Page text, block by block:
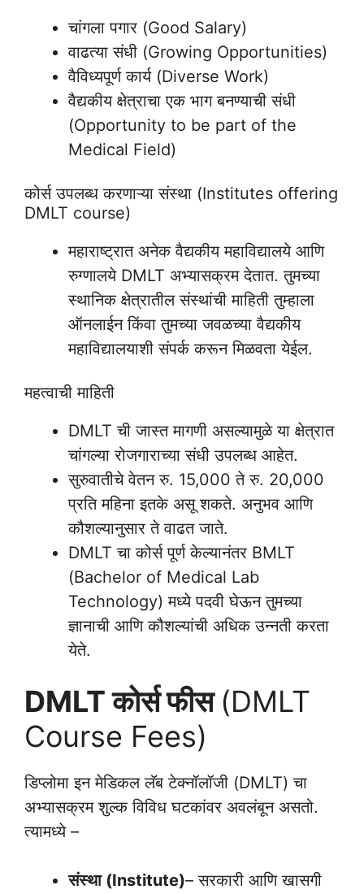
चांगला पगार (Good Salary)
वाढत्या संधी (Growing Opportunities)
वैविध्यपूर्ण कार्य (Diverse Work)
वैद्यकीय क्षेत्राचा एक भाग बनण्याची संधी
(Opportunity to be part of the
Medical Field)
कोर्स उपलब्ध करणाऱ्या संस्था (Institutes offering
DMLT course)
महाराष्ट्रात अनेक वैद्यकीय महाविद्यालये आणि
रुग्णालये DMLT अभ्यासक्रम देतात. तुमच्या
स्थानिक क्षेत्रातील संस्थांची माहिती तुम्हाला
ऑनलाईन किंवा तुमच्या जवळच्या वैद्यकीय
महाविद्यालयाशी संपर्क करून मिळवता येईल.
महत्वाची माहिती
DMLT ची जास्त मागणी असल्यामुळे या क्षेत्रात
चांगल्या रोजगाराच्या संधी उपलब्ध आहेत.
सुरुवातीचे वेतन रु. 15,000 ते रु. 20,000
प्रति महिना इतके असू शकते. अनुभव आणि
कौशल्यानुसार ते वाढत जाते.
DMLT चा कोर्स पूर्ण केल्यानंतर BMLT
(Bachelor of Medical Lab
Technology) मध्ये पदवी घेऊन तुमच्या
ज्ञानाची आणि कौशल्यांची अधिक उन्नती करता
येते.
DMLTकोर्सफीस (DMLT
Course Fees)
डिप्लोमा इन मेडिकल लॅब टेक्नॉलॉजी (DMLT) चा
अभ्यासक्रम शुल्क विविध घटकांवर अवलंबून असतो.
त्यामध्ये –
संस्था (Institute)– सरकारी आणि खासगी